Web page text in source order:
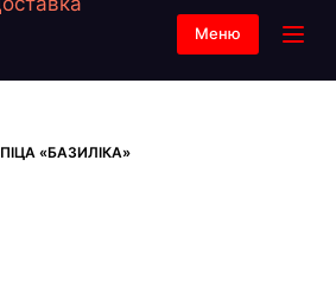
Меню
ПІЦА «БАЗИЛІКА»